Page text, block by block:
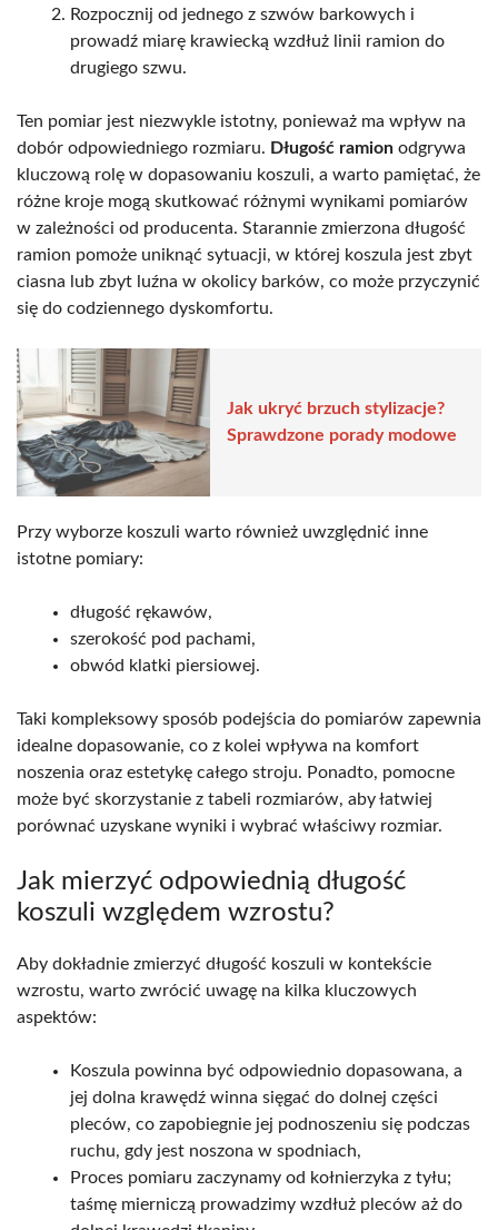
Rozpocznij od jednego z szwów barkowych i
prowadź miarę krawiecką wzdłuż linii ramion do
drugiego szwu.
Ten pomiar jest niezwykle istotny, ponieważ ma wpływ na
dobór odpowiedniego rozmiaru. Długość ramion odgrywa
kluczową rolę w dopasowaniu koszuli, a warto pamiętać, że
różne kroje mogą skutkować różnymi wynikami pomiarów
w zależności od producenta. Starannie zmierzona długość
ramion pomoże uniknąć sytuacji, w której koszula jest zbyt
ciasna lub zbyt luźna w okolicy barków, co może przyczynić
się do codziennego dyskomfortu.
Jak ukryć brzuch stylizacje?
Sprawdzone porady modowe
Przy wyborze koszuli warto również uwzględnić inne
istotne pomiary:
długość rękawów,
szerokość pod pachami,
obwód klatki piersiowej.
Taki kompleksowy sposób podejścia do pomiarów zapewnia
idealne dopasowanie, co z kolei wpływa na komfort
noszenia oraz estetykę całego stroju. Ponadto, pomocne
może być skorzystanie z tabeli rozmiarów, aby łatwiej
porównać uzyskane wyniki i wybrać właściwy rozmiar.
Jak mierzyć odpowiednią długość
koszuli względem wzrostu?
Aby dokładnie zmierzyć długość koszuli w kontekście
wzrostu, warto zwrócić uwagę na kilka kluczowych
aspektów:
Koszula powinna być odpowiednio dopasowana, a
jej dolna krawędź winna sięgać do dolnej części
pleców, co zapobiegnie jej podnoszeniu się podczas
ruchu, gdy jest noszona w spodniach,
Proces pomiaru zaczynamy od kołnierzyka z tyłu;
taśmę mierniczą prowadzimy wzdłuż pleców aż do